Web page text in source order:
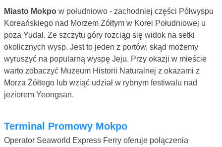
Miasto Mokpo w południowo - zachodniej części Półwyspu
Koreańskiego nad Morzem Żółtym w Korei Południowej u
poza Yudal. Ze szczytu góry rozciąg się widok na setki
okolicznych wysp. Jest to jeden z portów, skąd możemy
wyruszyć na popularną wyspę Jeju. Przy okazji w mieście
warto zobaczyć Muzeum Historii Naturalnej z okazami z
Morza Żółtego lub wziąć udział w rybnym festiwalu nad
jeziorem Yeongsan.
Terminal Promowy Mokpo
Operator Seaworld Express Ferry oferuje połączenia